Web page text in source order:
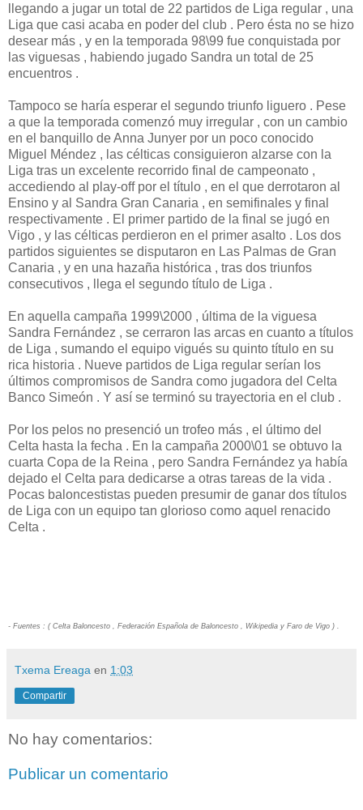
llegando a jugar un total de 22 partidos de Liga regular , una
Liga que casi acaba en poder del club . Pero ésta no se hizo
desear más , y en la temporada 98\99 fue conquistada por
las viguesas , habiendo jugado Sandra un total de 25
encuentros .
Tampoco se haría esperar el segundo triunfo liguero . Pese
a que la temporada comenzó muy irregular , con un cambio
en el banquillo de Anna Junyer por un poco conocido
Miguel Méndez , las célticas consiguieron alzarse con la
Liga tras un excelente recorrido final de campeonato ,
accediendo al play-off por el título , en el que derrotaron al
Ensino y al Sandra Gran Canaria , en semifinales y final
respectivamente . El primer partido de la final se jugó en
Vigo , y las célticas perdieron en el primer asalto . Los dos
partidos siguientes se disputaron en Las Palmas de Gran
Canaria , y en una hazaña histórica , tras dos triunfos
consecutivos , llega el segundo título de Liga .
En aquella campaña 1999\2000 , última de la viguesa
Sandra Fernández , se cerraron las arcas en cuanto a títulos
de Liga , sumando el equipo vigués su quinto título en su
rica historia . Nueve partidos de Liga regular serían los
últimos compromisos de Sandra como jugadora del Celta
Banco Simeón . Y así se terminó su trayectoria en el club .
Por los pelos no presenció un trofeo más , el último del
Celta hasta la fecha . En la campaña 2000\01 se obtuvo la
cuarta Copa de la Reina , pero Sandra Fernández ya había
dejado el Celta para dedicarse a otras tareas de la vida .
Pocas baloncestistas pueden presumir de ganar dos títulos
de Liga con un equipo tan glorioso como aquel renacido
Celta .
- Fuentes : ( Celta Baloncesto , Federación Española de Baloncesto , Wikipedia y Faro de Vigo ) .
Txema Ereaga en 1:03
Compartir
No hay comentarios:
Publicar un comentario